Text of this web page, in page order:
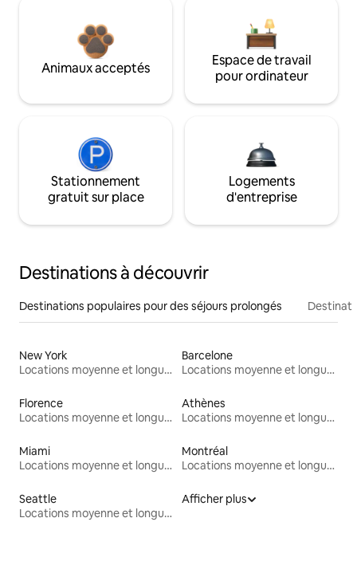
Animaux acceptés
Espace de travail
pour ordinateur
Stationnement
gratuit sur place
Logements
d'entreprise
Destinations à découvrir
Destinations populaires pour des séjours prolongés
New York
Locations moyenne et longue durée
Barcelone
Locations moyenne et longue durée
Florence
Locations moyenne et longue durée
Athènes
Locations moyenne et longue durée
Miami
Locations moyenne et longue durée
Montréal
Locations moyenne et longue durée
Seattle
Locations moyenne et longue durée
Afficher plus